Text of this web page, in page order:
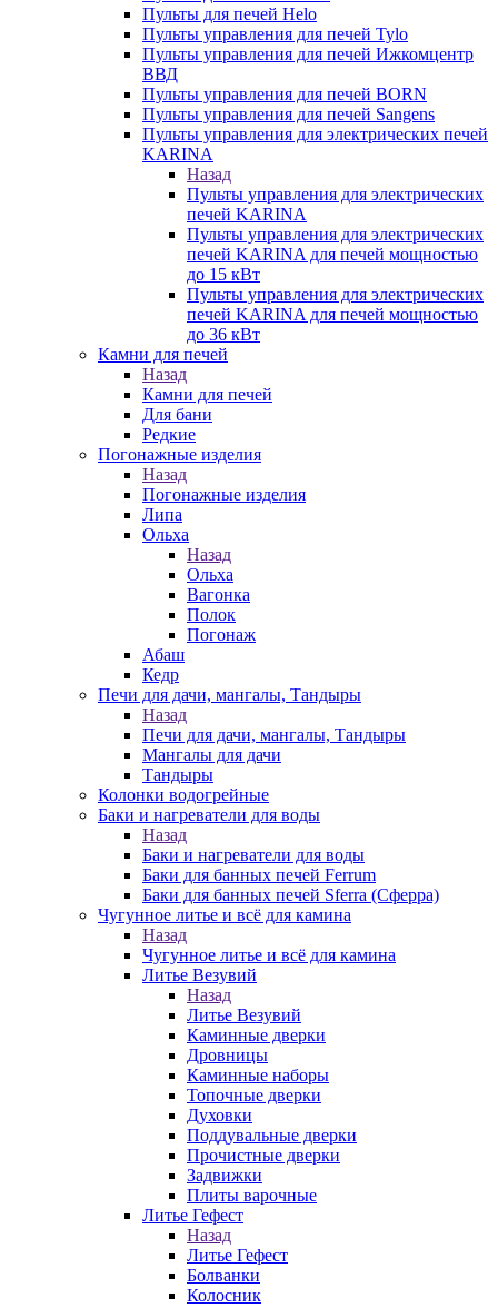
Пульты для печей Helo
Пульты управления для печей Tylo
Пульты управления для печей Ижкомцентр
ВВД
Пульты управления для печей BORN
Пульты управления для печей Sangens
Пульты управления для электрических печей
KARINA
Назад
Пульты управления для электрических
печей KARINA
Пульты управления для электрических
печей KARINA для печей мощностью
до 15 кВт
Пульты управления для электрических
печей KARINA для печей мощностью
до 36 кВт
Камни для печей
Назад
Камни для печей
Для бани
Редкие
Погонажные изделия
Назад
Погонажные изделия
Липа
Ольха
Назад
Ольха
Вагонка
Полок
Погонаж
Абаш
Кедр
Печи для дачи, мангалы, Тандыры
Назад
Печи для дачи, мангалы, Тандыры
Мангалы для дачи
Тандыры
Колонки водогрейные
Баки и нагреватели для воды
Назад
Баки и нагреватели для воды
Баки для банных печей Ferrum
Баки для банных печей Sferra (Сферра)
Чугунное литье и всё для камина
Назад
Чугунное литье и всё для камина
Литье Везувий
Назад
Литье Везувий
Каминные дверки
Дровницы
Каминные наборы
Топочные дверки
Духовки
Поддувальные дверки
Прочистные дверки
Задвижки
Плиты варочные
Литье Гефест
Назад
Литье Гефест
Болванки
Колосник